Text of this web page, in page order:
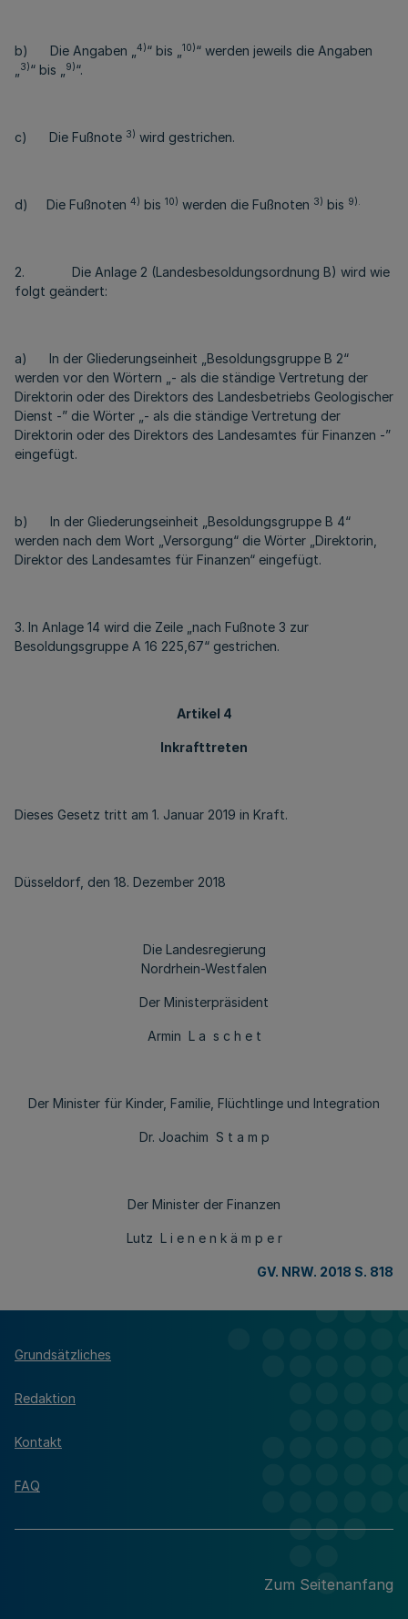
b) Die Angaben „ 4)“ bis „ 10)“ werden jeweils die Angaben
3)“ bis „ 9)“.
c) Die Fußnote 3) wird gestrichen.
d) Die Fußnoten 4) bis 10) werden die Fußnoten 3) bis 9).
2. Die Anlage 2 (Landesbesoldungsordnung B) wird wie
folgt geändert:
a) In der Gliederungseinheit „Besoldungsgruppe B 2“
werden vor den Wörtern „- als die ständige Vertretung der
Direktorin oder des Direktors des Landesbetriebs Geologischer
Dienst -ˮ die Wörter „- als die ständige Vertretung der
Direktorin oder des Direktors des Landesamtes für Finanzen -ˮ
eingefügt.
b) In der Gliederungseinheit „Besoldungsgruppe B 4“
werden nach dem Wort „Versorgung“ die Wörter „Direktorin,
Direktor des Landesamtes für Finanzen“ eingefügt.
3. In Anlage 14 wird die Zeile „nach Fußnote 3 zur
Besoldungsgruppe A 16 225,67“ gestrichen.
Artikel 4
Inkrafttreten
Dieses Gesetz tritt am 1. Januar 2019 in Kraft.
Düsseldorf, den 18. Dezember 2018
Die Landesregierung
Nordrhein-Westfalen
Der Ministerpräsident
Armin L a s c h e t
Der Minister für Kinder, Familie, Flüchtlinge und Integration
Dr. Joachim S t a m p
Der Minister der Finanzen
Lutz L i e n e n k ä m p e r
GV. NRW. 2018 S. 818
Grundsätzliches
Redaktion
Kontakt
FAQ
Zum Seitenanfang